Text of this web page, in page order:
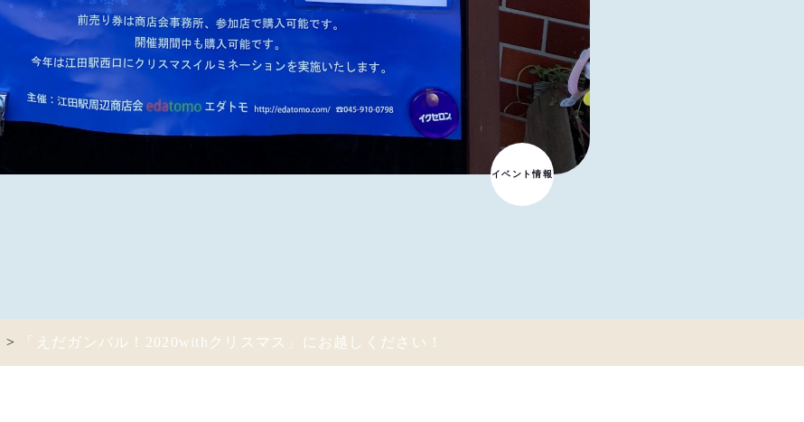
イベント情報
> 「えだガンバル！2020withクリスマス」にお越しください！